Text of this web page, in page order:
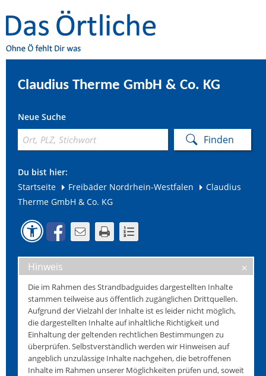
Claudius Therme GmbH & Co. KG
Neue Suche
Du bist hier:
Startseite
Freibäder Nordrhein-Westfalen
Claudius
Therme GmbH & Co. KG
Hinweis
Die im Rahmen des Strandbadguides dargestellten Inhalte
stammen teilweise aus öffentlich zugänglichen Drittquellen.
Aufgrund der Vielzahl der Inhalte ist es leider nicht möglich,
die dargestellten Inhalte auf inhaltliche Richtigkeit und
Einhaltung der geltenden rechtlichen Bestimmungen zu
überprüfen. Selbstverständlich werden wir Hinweisen auf
angeblich unzulässige Inhalte nachgehen, die betroffenen
Inhalte im Rahmen unserer Möglichkeiten prüfen und, soweit